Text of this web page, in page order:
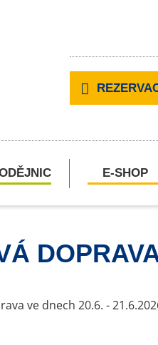
E-SHOP
ve dnech 20.6. -